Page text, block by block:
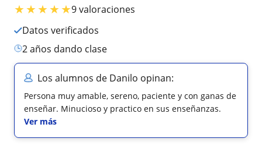
★★★★★9 valoraciones
Datos verificados
2 años dando clase
Los alumnos de Danilo opinan:
Persona muy amable, sereno, paciente y con ganas de
enseñar. Minucioso y practico en sus enseñanzas.
Ver más